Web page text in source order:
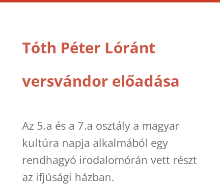
Tóth Péter Lóránt
versvándor előadása
Az 5.a és a 7.a osztály a magyar
kultúra napja alkalmából egy
rendhagyó irodalomórán vett részt
az ifjúsági házban.